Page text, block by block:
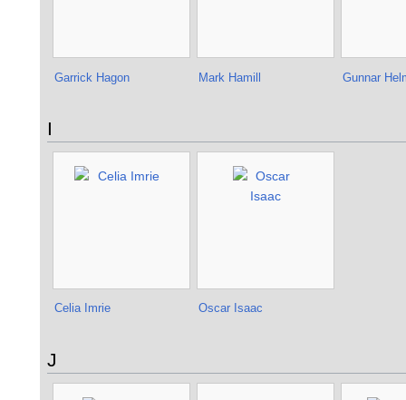
Garrick Hagon Mark Hamill Gunnar
I
Celia Imrie Oscar Isaac
J